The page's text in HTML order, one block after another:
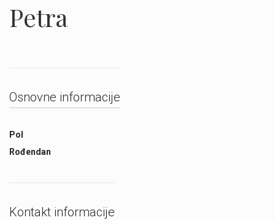
Petra
Osnovne informacije
Pol
Rođendan
Kontakt informacije